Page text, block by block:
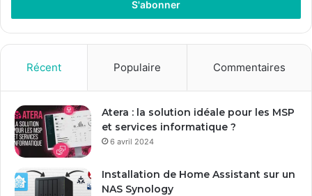
e
z
r
e
a
d
s
Récent Populaire Commentaires
Atera : la solution idéale pour les MSP
et services informatique ?
6 avril 2024
Installation de Home Assistant sur un
NAS Synology